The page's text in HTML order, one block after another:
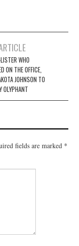
WHO
ON THE OFFICE,
JOHNSON TO
OLYPHANT
fields are marked *